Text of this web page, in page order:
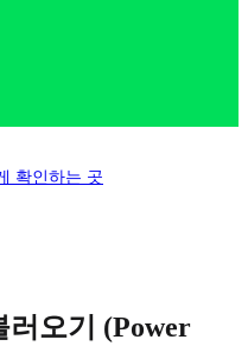
확인하는 곳
러오기 (Power